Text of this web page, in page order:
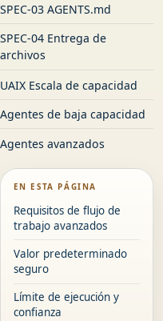
SPEC-03 AGENTS.md
SPEC-04 Entrega de
archivos
UAIX Escala de capacidad
Agentes de baja capacidad
Agentes avanzados
EN ESTA PÁGINA
Requisitos de flujo de
trabajo avanzados
Valor predeterminado
seguro
Límite de ejecución y
confianza